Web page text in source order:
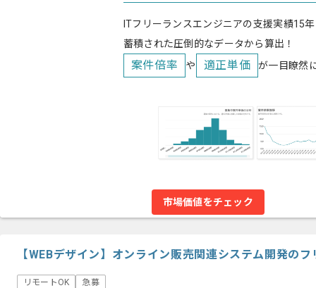
ITフリーランスエンジニアの支援実績15
蓄積された圧倒的なデータから算出！
案件倍率 や 適正単価 が一目瞭然
市場価値をチェック
【WEBデザイン】オンライン販売関連システム開発の
リモートOK 急募